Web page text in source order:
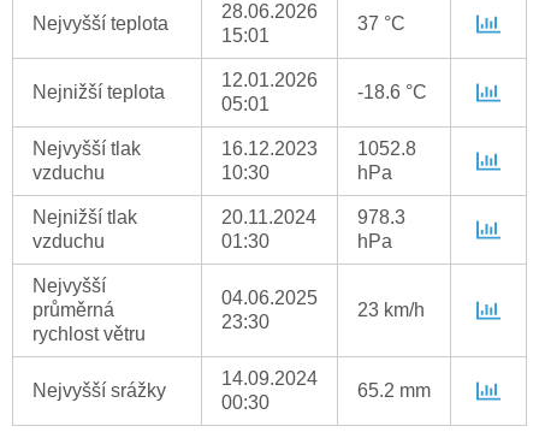
Nejvyšší teplota
28.06.2026
15:01
37 °C
Nejnižší teplota
12.01.2026
05:01
-18.6 °C
Nejvyšší tlak
vzduchu
16.12.2023
10:30
1052.8
hPa
Nejnižší tlak
vzduchu
20.11.2024
01:30
978.3
hPa
Nejvyšší
průměrná
rychlost větru
04.06.2025
23:30
23 km/h
Nejvyšší srážky
14.09.2024
00:30
65.2 mm